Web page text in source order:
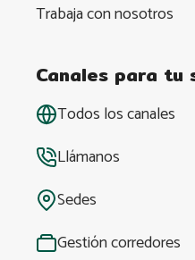
Trabaja con nosotros
Canales para tu
Todos los canales
Llámanos
Sedes
Gestión corredores